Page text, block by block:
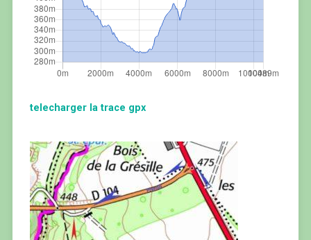
telecharger la trace gpx